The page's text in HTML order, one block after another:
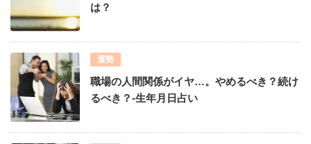
は？
運勢
職場の人間関係がイヤ…。やめるべき？続け
るべき？-生年月日占い